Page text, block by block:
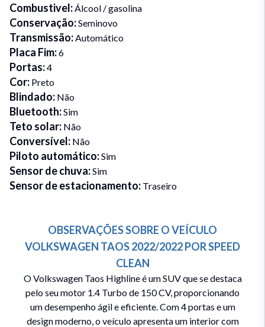
Combustivel:Álcool / gasolina
Conservação:Seminovo
Transmissão:Automático
Placa Fim:6
Portas:4
Cor: Preto
Blindado: Não
Bluetooth:Sim
Teto solar: Não
Conversível: Não
Piloto automático:Sim
Sensor de chuva:Sim
Sensor de estacionamento: Traseiro
OBSERVAÇÕES SOBRE O VEÍCULO
VOLKSWAGEN TAOS2022/2022PORSPEED
CLEAN
O Volkswagen Taos Highline é um SUV que se destaca
pelo seu motor 1.4 Turbo de 150 CV, proporcionando
um desempenho ágil e eficiente. Com 4 portas e um
design moderno, o veículo apresenta um interior com